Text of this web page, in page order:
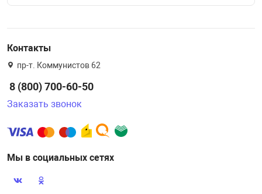
Контакты
пр-т. Коммунистов 62
8 (800) 700-60-50
Заказать звонок
Мы в социальных сетях